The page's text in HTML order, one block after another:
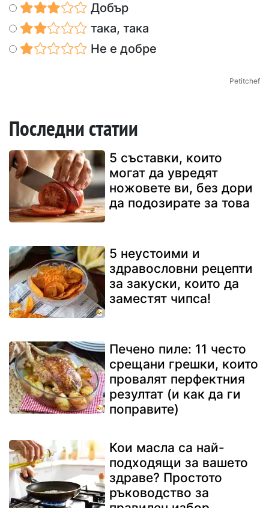
Добър
така, така
Не е добре
Petitchef
Последни статии
5 съставки, които
могат да увредят
ножовете ви, без дори
да подозирате за това
5 неустоими и
здравословни рецепти
за закуски, които да
заместят чипса!
Печено пиле: 11 често
срещани грешки, които
провалят перфектния
резултат (и как да ги
поправите)
Кои масла са най-
подходящи за вашето
здраве? Простото
ръководство за